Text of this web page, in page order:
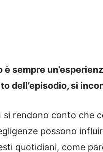
è sempre
dell’episodio, si
si rendono conto che
possono
quotidiani, come